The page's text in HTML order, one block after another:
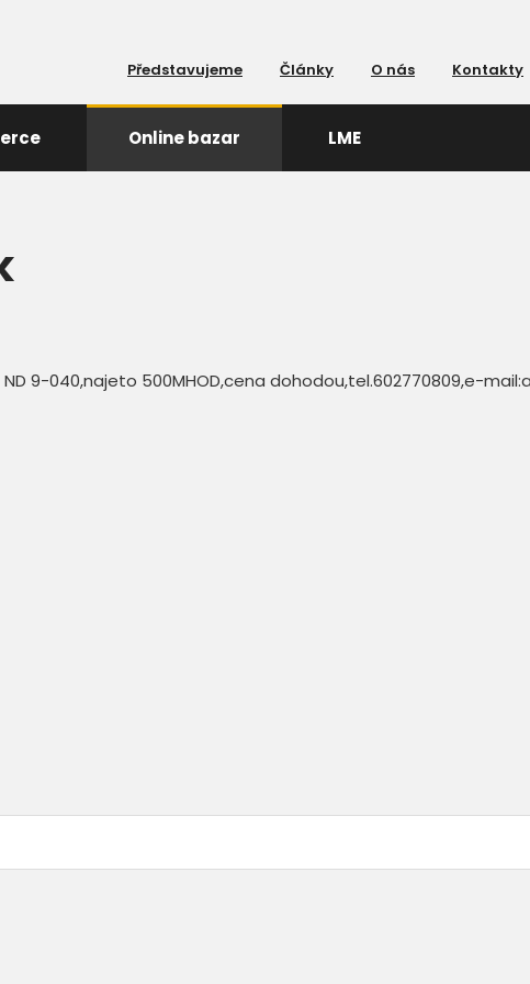
Představujeme Články O nás Kontakty
Online bazar LME
9-040,najeto 500MHOD,cena dohodou,tel.602770809,e-